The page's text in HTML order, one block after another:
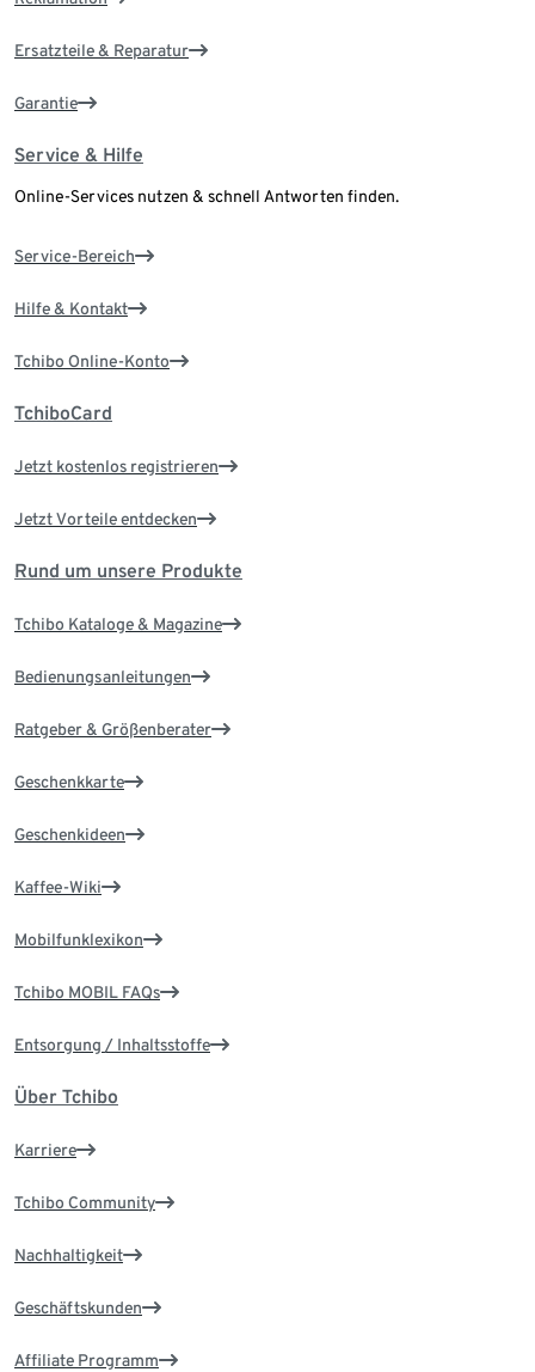
Ersatzteile & Reparatur
Garantie
Service & Hilfe
Online-Services nutzen & schnell Antworten finden.
Service-Bereich
Hilfe & Kontakt
Tchibo Online-Konto
TchiboCard
Jetzt kostenlos registrieren
Jetzt Vorteile entdecken
Rund um unsere Produkte
Tchibo Kataloge & Magazine
Bedienungsanleitungen
Ratgeber & Größenberater
Geschenkkarte
Geschenkideen
Kaffee-Wiki
Mobilfunklexikon
Tchibo MOBIL FAQs
Entsorgung / Inhaltsstoffe
Über Tchibo
Karriere
Tchibo Community
Nachhaltigkeit
Geschäftskunden
Affiliate Programm